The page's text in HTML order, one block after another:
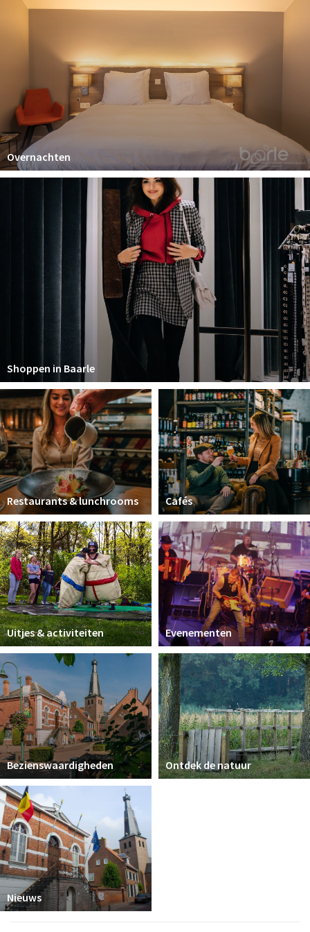
Partner worden
Inloggen
Overnachten
Shoppen in Baarle
Restaurants & lunchrooms Cafés
Uitjes & activiteiten Evenementen
Bezienswaardigheden Ontdek de natuur
Nieuws